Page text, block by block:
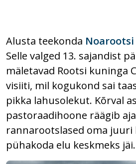
Alusta teekonda
Selle valged 13. sajandist
mäletavad Rootsi kuninga
visiiti, mil kogukond sai
pikka lahusolekut. Kõrval
pastoraadihoone räägib
rannarootslased oma juuri
pühakoda elu keskmeks jäi.